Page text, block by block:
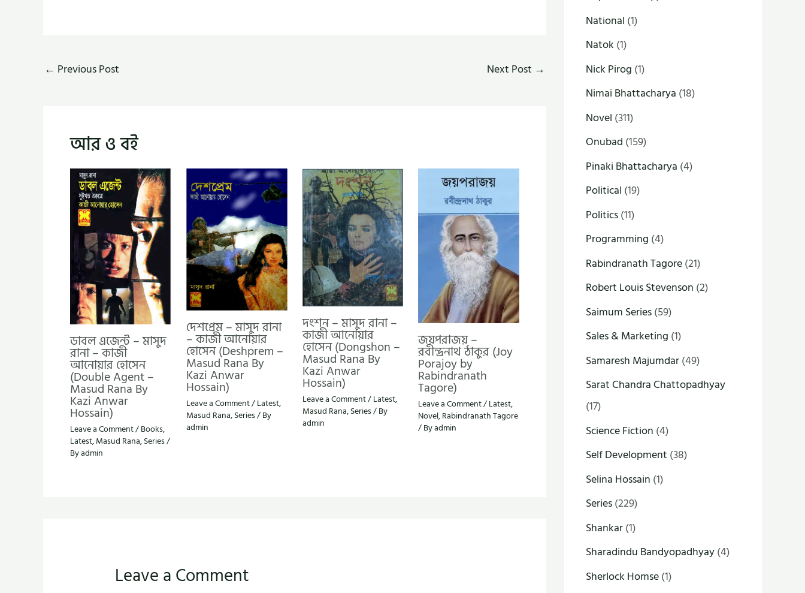
← Previous Post Next Post →
আর ও বই
ডাবল এজেন্ট – মাসুদ
রানা – কাজী
আনোয়ার হোসেন
(Double Agent –
Masud Rana By
Kazi Anwar
Hossain)
Leave a Comment/Books,
Latest,Masud Rana,Series/
Byadmin
দেশপ্রেম – মাসুদ রানা
– কাজী আনোয়ার
হোসেন (Deshprem –
Masud Rana By
Kazi Anwar
Hossain)
Leave a Comment/Latest,
Masud Rana,Series/ By
admin
দংশন – মাসুদ রানা –
কাজী আনোয়ার
হোসেন (Dongshon –
Masud Rana By
Kazi Anwar
Hossain)
Leave a Comment/Latest,
Masud Rana,Series/ By
admin
জয়পরাজয় –
রবীন্দ্রনাথ ঠাকুর (Joy
Porajoy by
Rabindranath
Tagore)
Leave a Comment/Latest,
Novel,Rabindranath Tagore
/ Byadmin
Leave a Comment
National (1)
Natok (1)
Nick Pirog (1)
Nimai Bhattacharya (18)
Novel (311)
Onubad (159)
Pinaki Bhattacharya (4)
Political (19)
Politics(11)
Programming (4)
Rabindranath Tagore(21)
Robert Louis Stevenson (2)
Saimum Series(59)
Sales & Marketing (1)
Samaresh Majumdar(49)
Sarat Chandra Chattopadhyay
(17)
Science Fiction (4)
Self Development (38)
Selina Hossain (1)
Series(229)
Shankar(1)
Sharadindu Bandyopadhyay(4)
Sherlock Homse(1)